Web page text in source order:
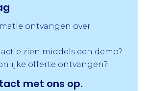
ontvangen over
zien middels een demo?
offerte ontvangen?
met ons op.